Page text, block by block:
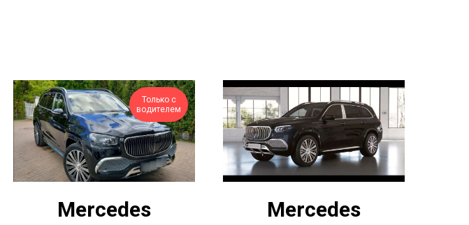
Только с
водителем
Mercedes
Mercedes